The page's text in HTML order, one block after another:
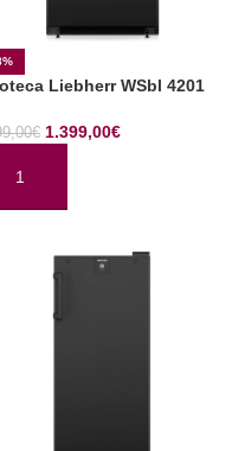
Liebherr WSbl 4201
€ 1.399,00€
AL CARRITO